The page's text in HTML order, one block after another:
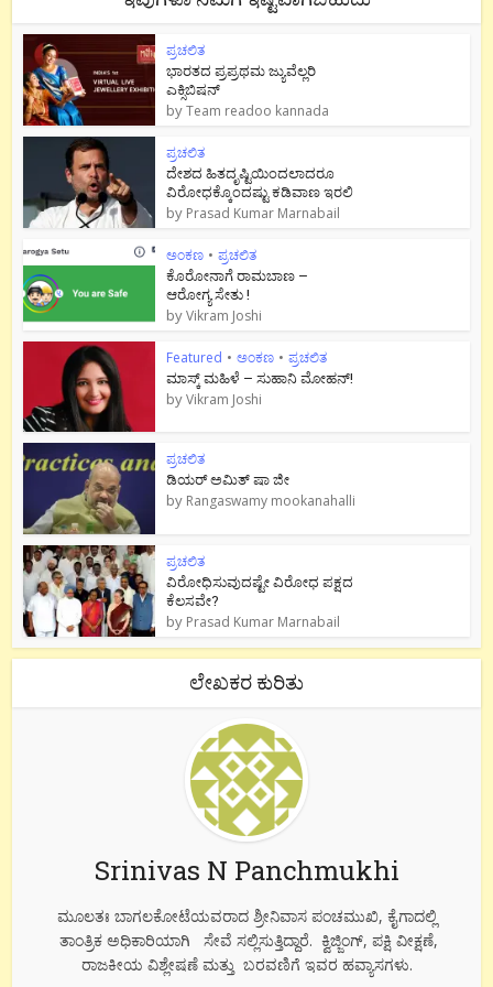
ಪ್ರಚಲಿತ
ಭಾರತದ ಪ್ರಪ್ರಥಮ ಜ್ಯುವೆಲ್ಲರಿ
ಎಕ್ಸಿಬಿಷನ್
byTeam readoo kannada
ಪ್ರಚಲಿತ
ದೇಶದ ಹಿತದೃಷ್ಟಿಯಿಂದಲಾದರೂ
ವಿರೋಧಕ್ಕೊಂದಷ್ಟು ಕಡಿವಾಣ ಇರಲಿ
by Prasad Kumar Marnabail
ಅಂಕಣ • ಪ್ರಚಲಿತ
ಕೊರೋನಾಗೆ ರಾಮಬಾಣ –
ಆರೋಗ್ಯ ಸೇತು !
byVikram Joshi
Featured • ಅಂಕಣ • ಪ್ರಚಲಿತ
ಮಾಸ್ಕ್ ಮಹಿಳೆ – ಸುಹಾನಿ ಮೋಹನ್!
byVikram Joshi
ಪ್ರಚಲಿತ
ಡಿಯರ್ ಅಮಿತ್ ಷಾ ಜೀ
by Rangaswamy mookanahalli
ಪ್ರಚಲಿತ
ವಿರೋಧಿಸುವುದಷ್ಟೇ ವಿರೋಧ ಪಕ್ಷದ
ಕೆಲಸವೇ?
by Prasad Kumar Marnabail
ಲೇಖಕರ ಕುರಿತು
Srinivas N Panchmukhi
ಮೂಲತಃ ಬಾಗಲಕೋಟೆಯವರಾದ ಶ್ರೀನಿವಾಸ ಪಂಚಮುಖಿ, ಕೈಗಾದಲ್ಲಿ
ತಾಂತ್ರಿಕ ಅಧಿಕಾರಿಯಾಗಿ ಸೇವೆ ಸಲ್ಲಿಸುತ್ತಿದ್ದಾರೆ. ಕ್ವಿಜ್ಜಿಂಗ್, ಪಕ್ಷಿ ವೀಕ್ಷಣೆ,
ರಾಜಕೀಯ ವಿಶ್ಲೇಷಣೆ ಮತ್ತು ಬರವಣಿಗೆ ಇವರ ಹವ್ಯಾಸಗಳು.